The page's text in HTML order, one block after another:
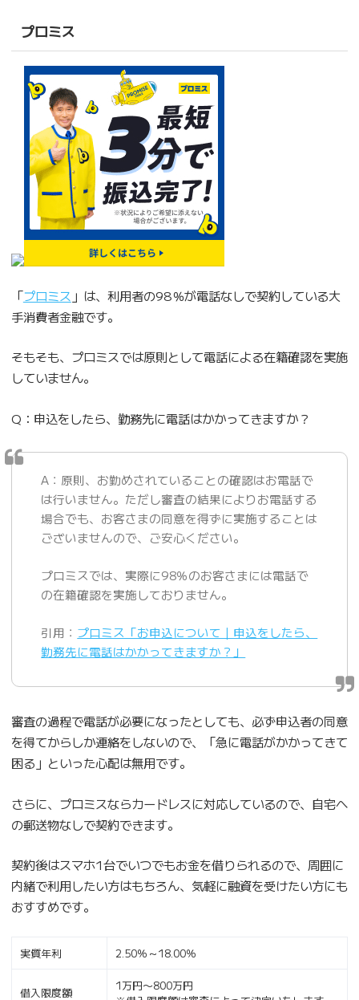
プロミス
「プロミス 」は、利用者の98％が電話なしで契約している大
手消費者金融です。
そもそも、プロミスでは原則として電話による在籍確認を実施
していません。
Q：申込をしたら、勤務先に電話はかかってきますか？
A：原則、お勤めされていることの確認はお電話で
は行いません。ただし審査の結果によりお電話する
場合でも、お客さまの同意を得ずに実施することは
ございませんので、ご安心ください。
プロミスでは、実際に98％のお客さまには電話で
の在籍確認を実施しておりません。
引用： プロミス「お申込について｜申込をしたら、
勤務先に電話はかかってきますか？」
審査の過程で電話が必要になったとしても、必ず申込者の同意
を得てからしか連絡をしないので、「急に電話がかかってきて
困る」といった心配は無用です。
さらに、プロミスならカードレスに対応しているので、自宅へ
の郵送物なしで契約できます。
契約後はスマホ1台でいつでもお金を借りられるので、周囲に
内緒で利用したい方はもちろん、気軽に融資を受けたい方にも
おすすめです。
実質年利 2.50％～18.00％
借入限度額
1万円〜800万円